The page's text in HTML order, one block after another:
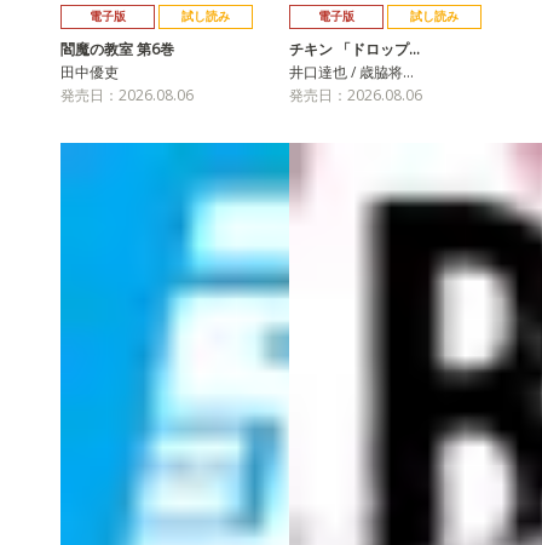
電子版 試し読み
閻魔の教室 第6巻
田中優吏
発売日：2026.08.06
電子版 試し読み
チキン 「ドロップ…
井口達也 / 歳脇将…
発売日：2026.08.06